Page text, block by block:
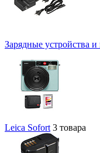
Зарядные устройства и
Leica Sofort 3 товара